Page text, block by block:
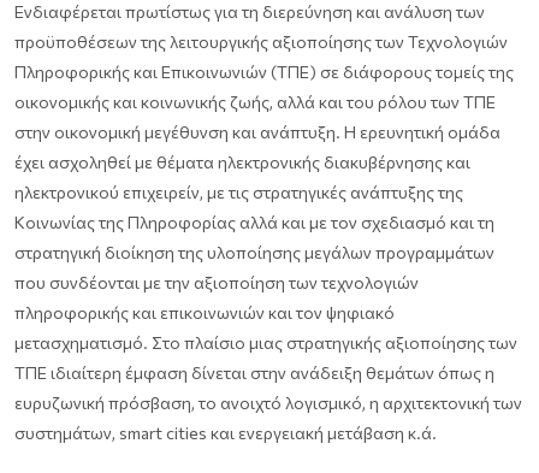
Ενδιαφέρεται πρωτίστως για τη διερεύνηση και ανάλυση των
προϋποθέσεων της λειτουργικής αξιοποίησης των Τεχνολογιών
Πληροφορικής και Επικοινωνιών (ΤΠΕ) σε διάφορους τομείς της
οικονομικής και κοινωνικής ζωής, αλλά και του ρόλου των ΤΠΕ
στην οικονομική μεγέθυνση και ανάπτυξη. Η ερευνητική ομάδα
έχει ασχοληθεί με θέματα ηλεκτρονικής διακυβέρνησης και
ηλεκτρονικού επιχειρείν, με τις στρατηγικές ανάπτυξης της
Κοινωνίας της Πληροφορίας αλλά και με τον σχεδιασμό και τη
στρατηγική διοίκηση της υλοποίησης μεγάλων προγραμμάτων
που συνδέονται με την αξιοποίηση των τεχνολογιών
πληροφορικής και επικοινωνιών και τον ψηφιακό
μετασχηματισμό. Στο πλαίσιο μιας στρατηγικής αξιοποίησης των
ΤΠΕ ιδιαίτερη έμφαση δίνεται στην ανάδειξη θεμάτων όπως η
ευρυζωνική πρόσβαση, το ανοιχτό λογισμικό, η αρχιτεκτονική των
συστημάτων, smart cities και ενεργειακή μετάβαση κ.ά.